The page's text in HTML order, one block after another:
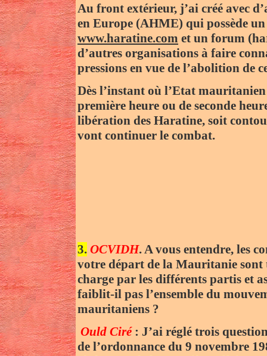
Au front extérieur, j’ai créé avec
en Europe (AHME) qui possède
www.haratine.com et un forum
d’autres organisations à faire
pressions en vue de l’abolition de
Dès l’instant où l’Etat
première heure ou de seconde
libération des Haratine, soit
vont continuer le combat.
3. OCVIDH. A vous entendre, les
votre départ de la Mauritanie sont
charge par les différents partis et
faiblit-il pas l’ensemble du
mauritaniens ?
Ould Ciré: J’ai réglé trois
de l’ordonnance du 9 novembre